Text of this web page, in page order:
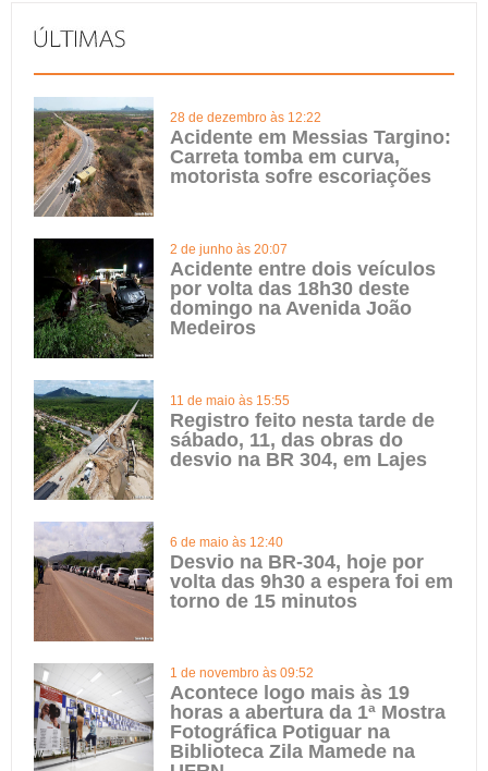
28 de dezembro às 12:22
Acidente em Messias Targino:
Carreta tomba em curva,
motorista sofre escoriações
2 de junho às 20:07
Acidente entre dois veículos
por volta das 18h30 deste
domingo na Avenida João
Medeiros
11 de maio às 15:55
Registro feito nesta tarde de
sábado, 11, das obras do
desvio na BR 304, em Lajes
6 de maio às 12:40
Desvio na BR-304, hoje por
volta das 9h30 a espera foi em
torno de 15 minutos
1 de novembro às 09:52
Acontece logo mais às 19
horas a abertura da 1ª Mostra
Fotográfica Potiguar na
Biblioteca Zila Mamede na